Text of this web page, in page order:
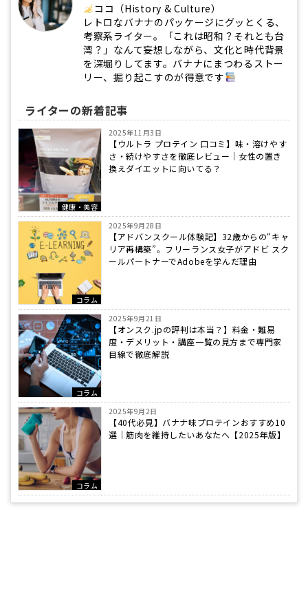
ココ（History & Culture）
レトロなバナナのパッケージにグッとくる、
考察系ライター。「これは昭和？それとも台
湾？」なんて妄想しながら、文化と時代背景
を深堀りしてます。バナナにまつわるストー
リー、掘り起こすのが得意です
ライターの新着記事
健康・美容
2025年11月3日
【ウルトラ プロテイン 口コミ】味・溶けやす
さ・続けやすさを徹底レビュー｜女性の置き
換えダイエットに向いてる？
コラム
2025年9月28日
【アドバンスクール体験記】32歳からの“キャ
リア再構築”。フリーランス女子がアドビ スク
ールパートナーでAdobeを学んだ理由
コラム
2025年9月21日
【オンスク.jpの評判は本当？】料金・難易
度・デメリット・講座一覧の見方まで専門家
目線で徹底解説
コラム
2025年9月2日
【40代必見】バナナ味プロテインおすすめ10
選｜筋肉を維持したいあなたへ【2025年版】